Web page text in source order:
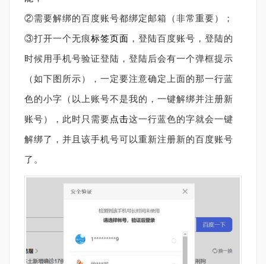
②需要解绑的百度账号都绑定邮箱（非常重要）；
③打开一个无痕标签页面 ，登陆百度账号，登陆的
时候用手机号验证登陆，登陆后会有一个弹框提示
（如下图所示），一定要注意确定上面的那一行蓝
色的小字（以上账号不是我的，一键解绑并注册新
账号），此时只需要点击这一行蓝色的字就会一键
解绑了，并且该手机号可以重新注册新的百度账号
了。